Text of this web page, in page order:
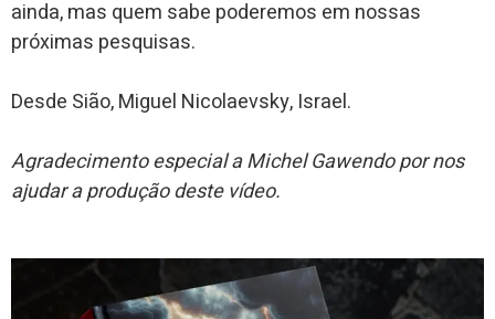
ainda, mas quem sabe poderemos em nossas
próximas pesquisas.
Desde Sião, Miguel Nicolaevsky, Israel.
Agradecimento especial a Michel Gawendo por nos
ajudar a produção deste vídeo.